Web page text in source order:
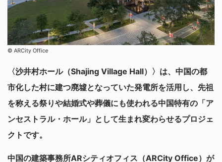
©︎ ARCity Office
〈沙井村ホール（Shajing Village Hall）〉は、中国の都
市化した村に建つ廃墟となっていた発電所を活用し、先祖
を称える祭りや結婚式や葬儀にも使われる中国特有の「ア
ンセストラル・ホール」として生まれ変わらせるプロジェ
クトです。
中国の建築事務所ARシティオフィス（ARCity Office）が